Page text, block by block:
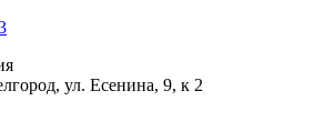
ул. Есенина, 9, к 2